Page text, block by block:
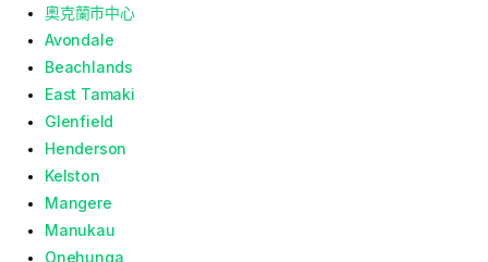
奧克蘭市中心
Avondale
Beachlands
East Tamaki
Glenfield
Henderson
Kelston
Mangere
Manukau
Onehunga